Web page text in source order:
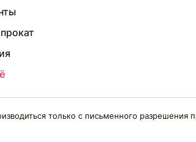
только с письменного разрешения